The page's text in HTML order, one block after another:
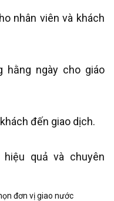
nhân viên và khách
hằng ngày cho giáo
đến giao dịch.
quả và chuyên
đơn vị giao nước